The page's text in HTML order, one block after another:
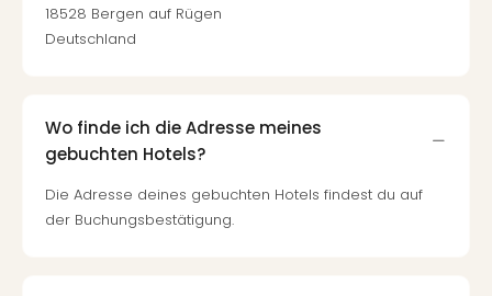
18528 Bergen auf Rügen
Deutschland
Wo finde ich die Adresse meines
gebuchten Hotels?
Die Adresse deines gebuchten Hotels findest du auf
der Buchungsbestätigung.